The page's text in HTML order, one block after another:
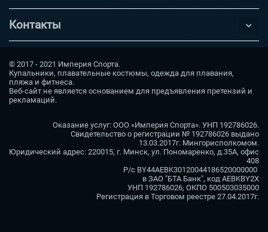
Контакты
© 2017 - 2021 Империя Спорта.
Купальники, плавательные костюмы, одежда для плавания,
пляжа и фитнеса.
Веб-сайт не является основанием для предъявления претензий и
рекламаций.
Оказание услуг: ООО «Империя Спорта». УНП 192786026.
Свидетельство о регистрации № 192786026 выдано
13.03.2017г. Мингорисполкомом.
Юридический адрес: 220015, г. Минск, ул. Пономаренко, д.35А, офис
408
Р/с BY44AEBK30120044186520000000
в ЗАО "БТА Банк", код AEBKBY2X
УНП 192786026, ОКПО 500503035000
Регистрация в Торговом реестре 27.04.2017г.